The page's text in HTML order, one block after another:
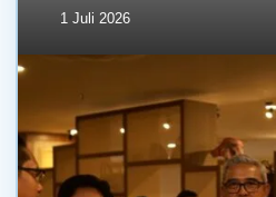
1 Juli 2026